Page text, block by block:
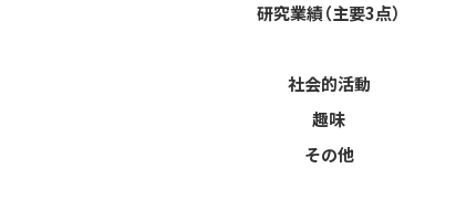
研究業績（主要3点）
社会的活動
趣味
その他